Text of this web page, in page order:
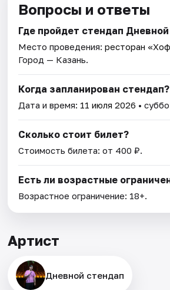
Вопросы и ответы
Где пройдет стендап
Место проведения:ресторан
Город — Казань.
Когда запланирован стендап?
Дата и время: 11 июля 2026 •
Сколько стоит билет?
Стоимость билета: от 400 ₽.
Есть ли возрастные
Возрастное ограничение: 18+.
Артист
Дневной стендап